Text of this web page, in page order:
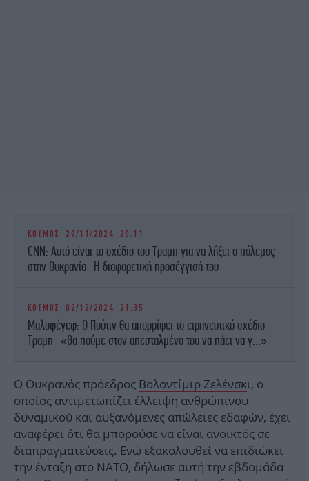
ΚΟΣΜΟΣ 29/11/2024 20:11
CNN: Αυτό είναι το σχέδιο του Τραμπ για να λήξει ο πόλεμος
στην Ουκρανία -Η διαφορετική προσέγγισή του
ΚΟΣΜΟΣ 02/12/2024 21:35
Μαλοφέγεφ: Ο Πούτιν θα απορρίψει το ειρηνευτικό σχέδιο
Τραμπ -«Θα πούμε στον απεσταλμένο του να πάει να γ...»
Ο Ουκρανός πρόεδρος Βολοντίμιρ Ζελένσκι, ο
οποίος αντιμετωπίζει έλλειψη ανθρώπινου
δυναμικού και αυξανόμενες απώλειες εδαφών, έχει
αναφέρει ότι θα μπορούσε να είναι ανοικτός σε
διαπραγματεύσεις. Ενώ εξακολουθεί να επιδιώκει
την ένταξη στο ΝΑΤΟ, δήλωσε αυτή την εβδομάδα